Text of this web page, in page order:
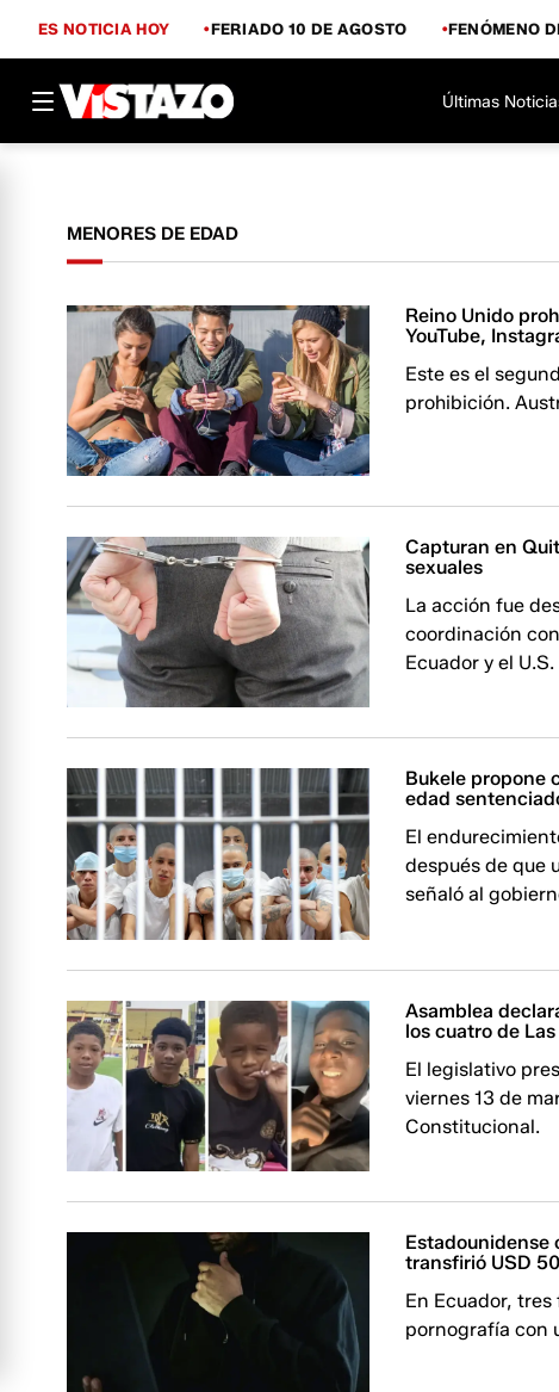
ES NOTICIA HOY FERIADO 10 DE AGOSTO FENÓMENO
Últimas
MENORES DE EDAD
Reino Unido
YouTube,
Este es el
prohibición.
Capturan en
sexuales
La acción fue
coordinación
Ecuador y el
Bukele propone
edad
El
después de que
señaló al
Asamblea
los cuatro de
El legislativo
viernes 13 de
Constitucional.
Estadounidense
transfirió USD
En Ecuador,
pornografía con